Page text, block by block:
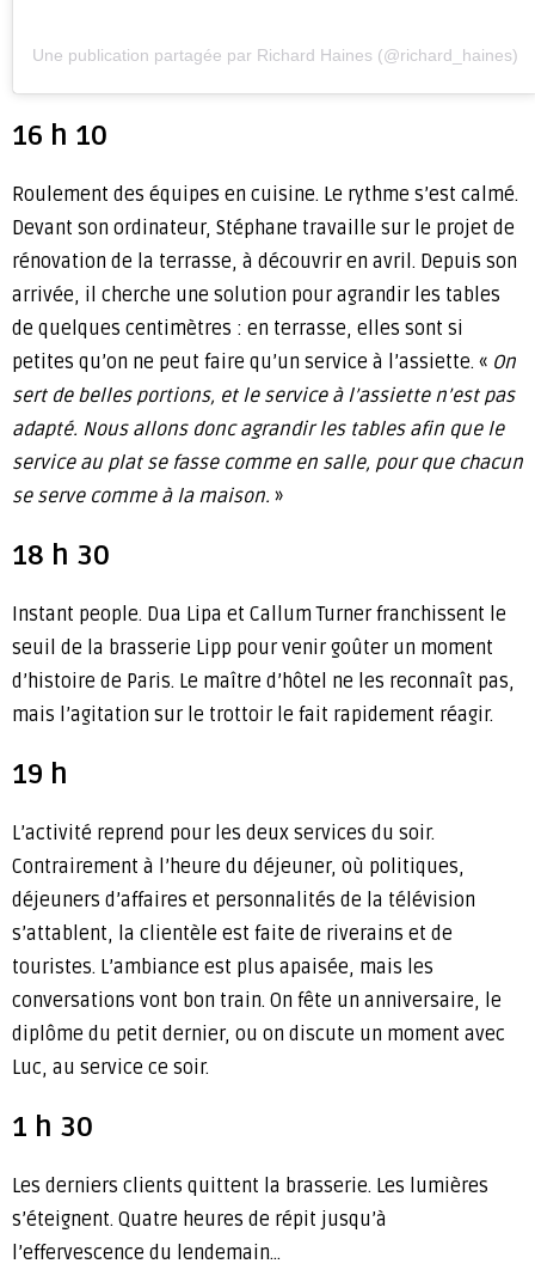
Une publication partagée par Richard Haines (@richard_haines)
16 h 10
Roulement des équipes en cuisine. Le rythme s’est calmé.
Devant son ordinateur, Stéphane travaille sur le projet de
rénovation de la terrasse, à découvrir en avril. Depuis son
arrivée, il cherche une solution pour agrandir les tables
de quelques centimètres : en terrasse, elles sont si
petites qu’on ne peut faire qu’un service à l’assiette. « On
sert de belles portions, et le service à l’assiette n’est pas
adapté. Nous allons donc agrandir les tables afin que le
service au plat se fasse comme en salle, pour que chacun
se serve comme à la maison. »
18 h 30
Instant people. Dua Lipa et Callum Turner franchissent le
seuil de la brasserie Lipp pour venir goûter un moment
d’histoire de Paris. Le maître d’hôtel ne les reconnaît pas,
mais l’agitation sur le trottoir le fait rapidement réagir.
19 h
L’activité reprend pour les deux services du soir.
Contrairement à l’heure du déjeuner, où politiques,
déjeuners d’affaires et personnalités de la télévision
s’attablent, la clientèle est faite de riverains et de
touristes. L’ambiance est plus apaisée, mais les
conversations vont bon train. On fête un anniversaire, le
diplôme du petit dernier, ou on discute un moment avec
Luc, au service ce soir.
1 h 30
Les derniers clients quittent la brasserie. Les lumières
s’éteignent. Quatre heures de répit jusqu’à
l’effervescence du lendemain…